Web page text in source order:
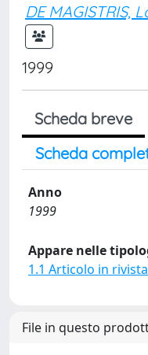
DE MAGISTRIS,
1999
Scheda breve
Scheda
Anno
1999
Appare nelle
1.1 Articolo in rivista
File in questo